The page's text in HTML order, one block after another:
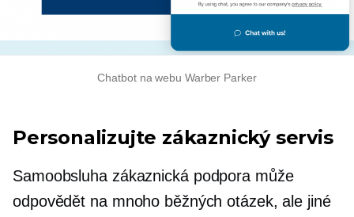
Chatbot na webu Warber Parker
Personalizujte zákaznický servis
Samoobsluhazákaznická podpora může
odpovědět na mnoho běžných otázek, ale jiné